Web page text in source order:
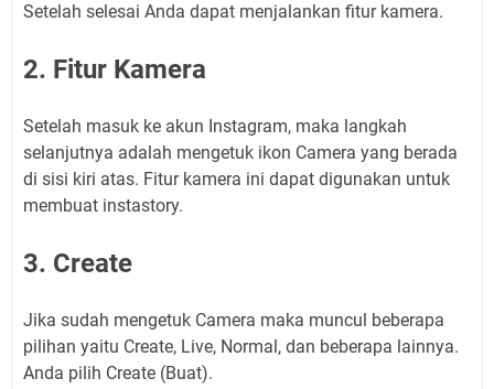
Setelah selesai Anda dapat menjalankan fitur kamera.
2. Fitur Kamera
Setelah masuk ke akun Instagram, maka langkah
selanjutnya adalah mengetuk ikon Camera yang berada
di sisi kiri atas. Fitur kamera ini dapat digunakan untuk
membuat instastory.
3. Create
Jika sudah mengetuk Camera maka muncul beberapa
pilihan yaitu Create, Live, Normal, dan beberapa lainnya.
Anda pilih Create (Buat).